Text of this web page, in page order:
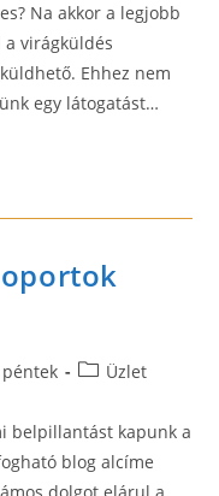
Na akkor a legjobb
virágküldés
Ehhez nem
egy látogatást…
PostÜzlet
belpillantást kapunk a
blog alcíme